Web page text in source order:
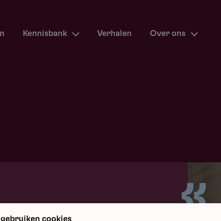
Kennisbank Verhalen Over ons
cookies